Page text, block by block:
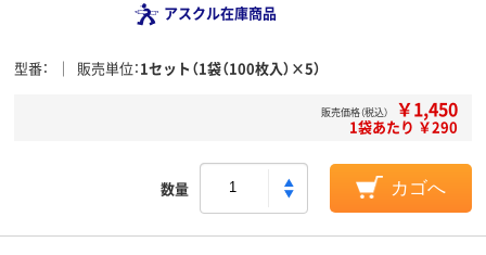
アスクル在庫商品
型番 販売単位 1セット（1袋（100枚入）×5）
販売価格（税込） ￥1,450
1袋あたり ￥290
数量 カゴへ